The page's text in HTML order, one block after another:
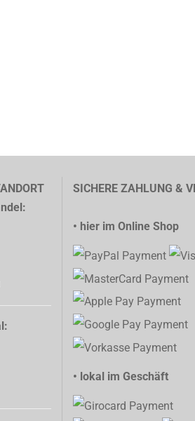
SICHERE ZAHLUNG &
• hier im Online Shop
• lokal im Geschäft